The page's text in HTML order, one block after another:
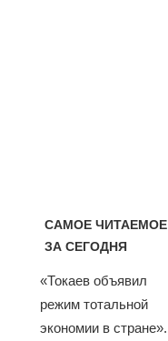
САМОЕ ЧИТАЕМОЕ
ЗА СЕГОДНЯ
«Токаев объявил
режим тотальной
экономии в стране».